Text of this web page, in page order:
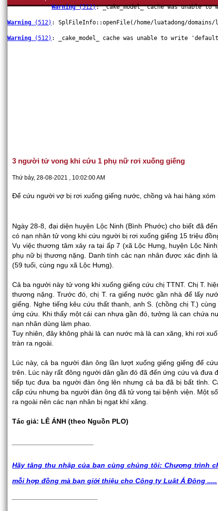
Warning (512): _cake_model_ cache was unable
Warning (512) : SplFileInfo::openFile(/home/luatadong/domains/
Warning (512) : _cake_model_ cache was unable to write
3 người tử vong khi cứu 1 phụ nữ rơi xuống giếng
Thứ bảy, 28-08-2021 , 10:02:00 AM
Để cứu người vợ bị rơi xuống giếng nước, chồng và hai hàng xóm
Ngày 28-8, đại diện huyện Lộc Ninh (Bình Phước) cho biết đã
có nạn nhân tử vong khi cứu người bị rơi xuống giếng 15 triệu
Vụ việc thương tâm xảy ra tại ấp 7 (xã Lộc Hưng, huyện Lộc
phụ nữ bị thương nặng. Danh tính các nạn nhân được xác định
(59 tuổi, cùng ngụ xã Lộc Hưng).
Cả ba người này tử vong khi xuống giếng cứu chị TTNT. Chị T.
thương nặng. Trước đó, chị T. ra giếng nước gần nhà để lấy
giếng. Nghe tiếng kêu cứu thất thanh, anh S. (chồng chị T.)
ứng cứu. Khi thấy một cái can nhựa gần đó, tưởng là can chứa
nạn nhân dùng làm phao.
Tuy nhiên, đây không phải là can nước mà là can xăng, khi rơi
tràn ra ngoài.
Lúc này, cả ba người đàn ông lần lượt xuống giếng giếng để
trên. Lúc này rất đông người dân gần đó đã đến ứng cứu và đưa
tiếp tục đưa ba người đàn ông lên nhưng cả ba đã bị bất tỉnh.
cấp cứu nhưng ba người đàn ông đã tử vong tại bệnh viện. Một
ra ngoài nên các nạn nhân bị ngạt khí xăng.
Tác giả: LÊ ÁNH (theo Nguồn PLO)
Hãy tăng thu nhập của bạn cùng chúng tôi: Chương trình
mỗi hợp đồng mà bạn giới thiệu cho Công ty Luật Á Đông .....